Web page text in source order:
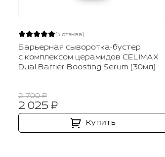
(3 отзыва)
Барьерная сыворотка‑бустер
с комплексом церамидов CELIMAX
Dual Barrier Boosting Serum (30мл)
2 700 ₽
2 025 ₽
Купить